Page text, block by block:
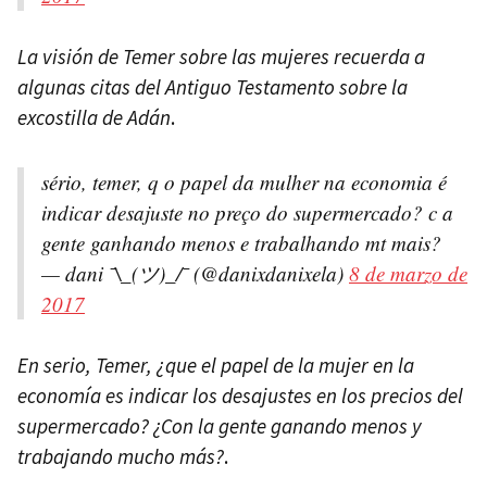
La visión de Temer sobre las mujeres recuerda a
algunas citas del Antiguo Testamento sobre la
excostilla de Adán.
sério, temer, q o papel da mulher na economia é
indicar desajuste no preço do supermercado? c a
gente ganhando menos e trabalhando mt mais?
— dani ¯\_(ツ)_/¯ (@danixdanixela) 8 de marzo de
2017
En serio, Temer, ¿que el papel de la mujer en la
economía es indicar los desajustes en los precios del
supermercado? ¿Con la gente ganando menos y
trabajando mucho más?.